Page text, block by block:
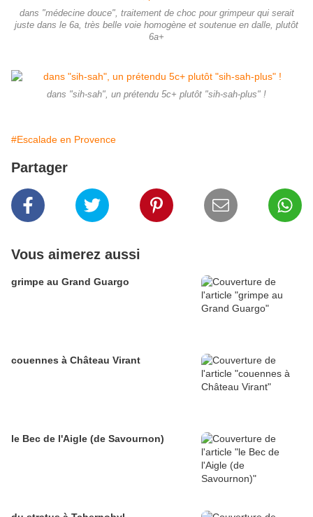
dans "médecine douce", traitement de choc pour grimpeur qui serait
juste dans le 6a, très belle voie homogène et soutenue en dalle, plutôt
6a+
dans "sih-sah", un prétendu 5c+ plutôt "sih-sah-plus" !
#Escalade en Provence
Partager
Vous aimerez aussi
grimpe au Grand Guargo
couennes à Château Virant
le Bec de l'Aigle (de Savournon)